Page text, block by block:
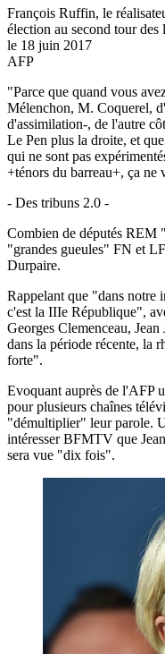
François Ruffin, le
élection au second tour
le 18 juin 2017
AFP
"Parce que quand vous
Mélenchon, M. Coquerel,
d'assimilation-, de l'autre
Le Pen plus la droite, et
qui ne sont pas
+ténors du barreau+, ça ne
- Des tribuns 2.0 -
Combien de députés REM
"grandes gueules" FN et
Durpaire.
Rappelant que "dans notre
c'est la IIIe République",
Georges Clemenceau,
dans la période récente, la
forte".
Evoquant auprès de l'AFP
pour plusieurs chaînes
"démultiplier" leur parole.
intéresser BFMTV que
sera vue "dix fois".